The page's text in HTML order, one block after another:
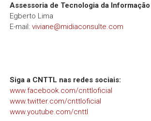
Assessoria de Tecnologia da
Egberto Lima
E-mail: viviane@midiaconsulte.com
Siga a CNTTL nas redes sociais:
www.facebook.com/cnttloficial
www.twitter.com/cnttloficial
www.youtube.com/cnttl